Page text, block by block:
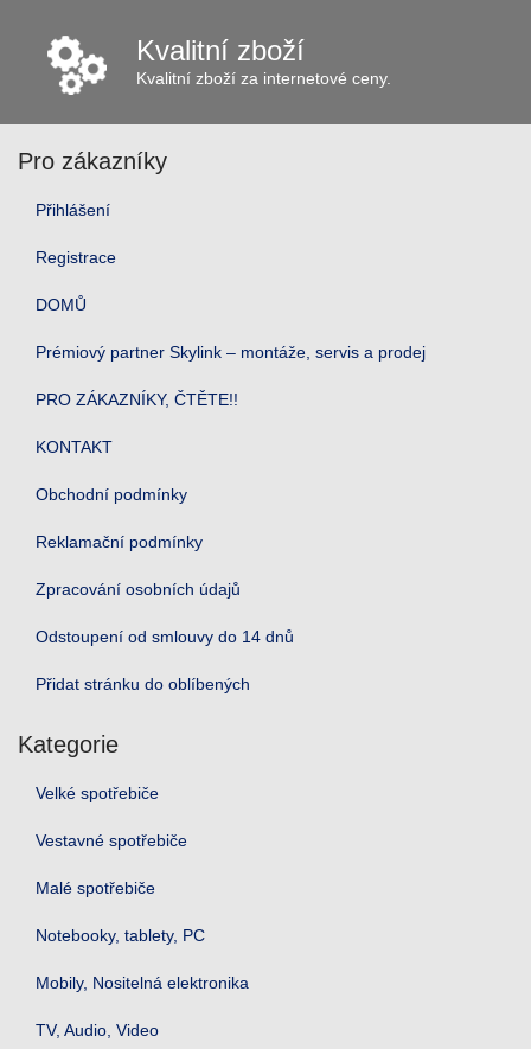
Kvalitní zboží
Kvalitní zboží za internetové ceny.
Pro zákazníky
Přihlášení
Registrace
DOMŮ
Prémiový partner Skylink – montáže, servis a prodej
PRO ZÁKAZNÍKY, ČTĚTE!!
KONTAKT
Obchodní podmínky
Reklamační podmínky
Zpracování osobních údajů
Odstoupení od smlouvy do 14 dnů
Přidat stránku do oblíbených
Kategorie
Velké spotřebiče
Vestavné spotřebiče
Malé spotřebiče
Notebooky, tablety, PC
Mobily, Nositelná elektronika
TV, Audio, Video